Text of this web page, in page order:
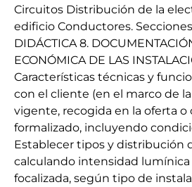
Circuitos Distribución de la
edificio Conductores.
DIDÁCTICA 8.
ECONÓMICA DE LAS
Características técnicas y
con el cliente (en el marco de
vigente, recogida en la oferta o
formalizado, incluyendo
Establecer tipos y distribución
calculando intensidad lumínica
focalizada, según tipo de